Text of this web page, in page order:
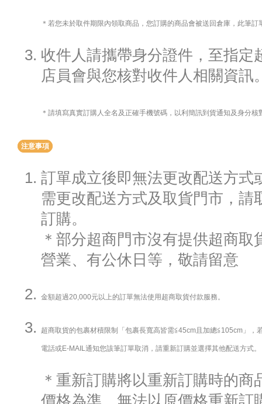
＊若您未於取件期限內領取商品，您訂購的商品會被送回倉庫，此筆訂
收件人請攜帶身分證件，至指定
店員會與您核對收件人相關資訊
＊請填寫真實訂購人全名及正確手機號碼，以利簡訊到貨通知及身分核
注意事項
訂單成立後即無法更改配送方式
需更改配送方式及取貨門市，請
訂購。
＊部分超商門市沒有提供超商取
營業、有公休日等，敬請留意
金額超過20,000元以上的訂單無法使用超商取貨付款服務。
超商取貨的包裹材積限制「包裹長寬高皆需≦45cm且加總≦105cm」，
電話或E-MAIL通知您該筆訂單取消，請重新訂購並選擇其他配送方式。
＊重新訂購將以重新訂購時的商